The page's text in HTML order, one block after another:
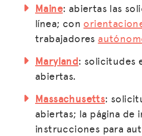
DEFENSA
RECURSOS
CHISPA
BLOG
Maine: abiertas las
línea; con
trabajadores
Maryland: solicitudes
abiertas.
Massachusetts:
abiertas; la página de
instrucciones para